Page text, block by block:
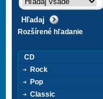
Rozšírené hľadanie
CD
Rock
Pop
Classic